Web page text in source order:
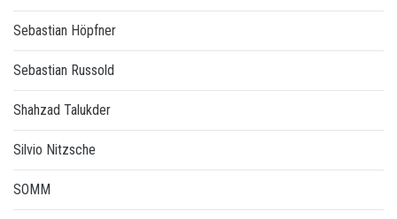
Sebastian Höpfner
Sebastian Russold
Shahzad Talukder
Silvio Nitzsche
SOMM